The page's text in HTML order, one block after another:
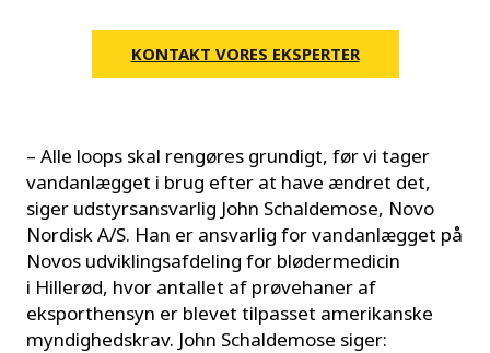
KONTAKT VORES EKSPERTER
– Alle loops skal rengøres grundigt, før vi tager
vandanlægget i brug efter at have ændret det,
siger udstyrsansvarlig John Schaldemose, Novo
Nordisk A/S. Han er ansvarlig for vandanlægget på
Novos udviklingsafdeling for blødermedicin
i Hillerød, hvor antallet af prøvehaner af
eksporthensyn er blevet tilpasset amerikanske
myndighedskrav. John Schaldemose siger: